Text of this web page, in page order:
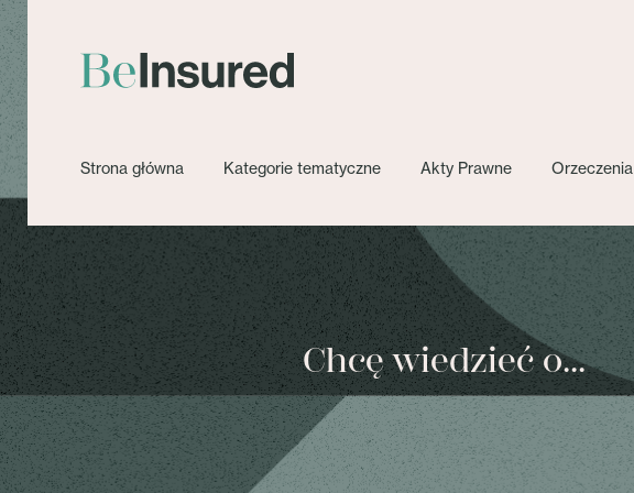
Strona główna Kategorie tematyczne Akty Prawne Orzeczenia
Chcę wiedzieć o...